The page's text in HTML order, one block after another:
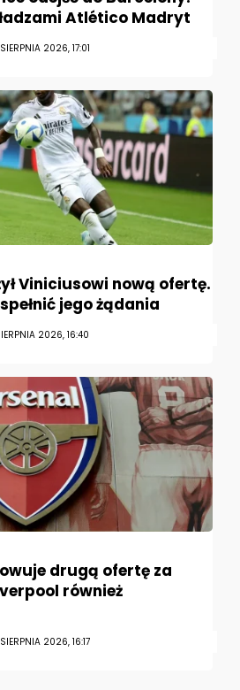
Atlético Madryt
2026, 17:01
Viniciusowi nową ofertę.
jego żądania
2026, 16:40
drugą ofertę za
również
2026, 16:17